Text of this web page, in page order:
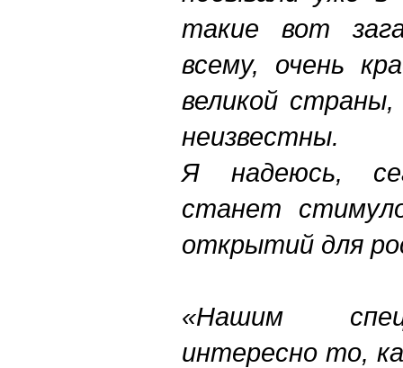
такие вот
всему, очень
великой
неизвестны.
Я надеюсь,
станет
открытий для
«Нашим
интересно то,